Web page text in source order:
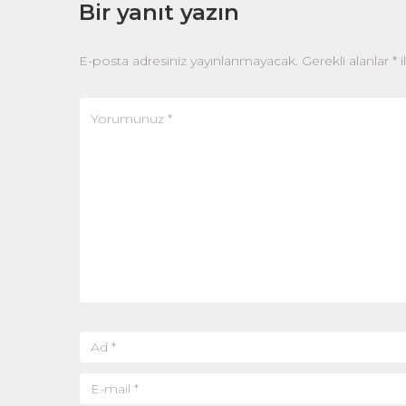
Bir yanıt yazın
E-posta adresiniz yayınlanmayacak. Gerekli alanlar *